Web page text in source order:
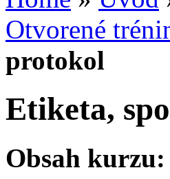
Otvorené
protokol
Etiketa,
Obsah kurzu: